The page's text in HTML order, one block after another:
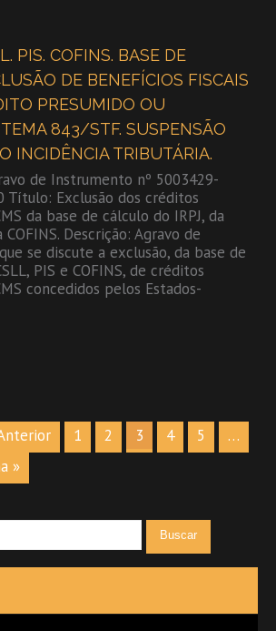
PIS. COFINS. BASE DE
DE BENEFÍCIOS FISCAIS
PRESUMIDO OU
843/STF. SUSPENSÃO
INCIDÊNCIA TRIBUTÁRIA.
de Instrumento nº 5003429-
Título: Exclusão dos créditos
da base de cálculo do IRPJ, da
COFINS. Descrição: Agravo de
se discute a exclusão, da base de
PIS e COFINS, de créditos
concedidos pelos Estados-
1 2 3 4 5
…
»